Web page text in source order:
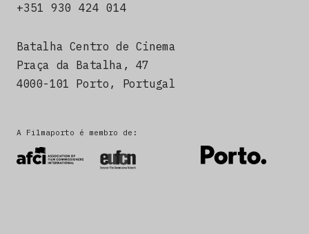
+351 930 424 014
Batalha Centro de Cinema
Praça da Batalha, 47
4000-101 Porto, Portugal
A Filmaporto é membro de: